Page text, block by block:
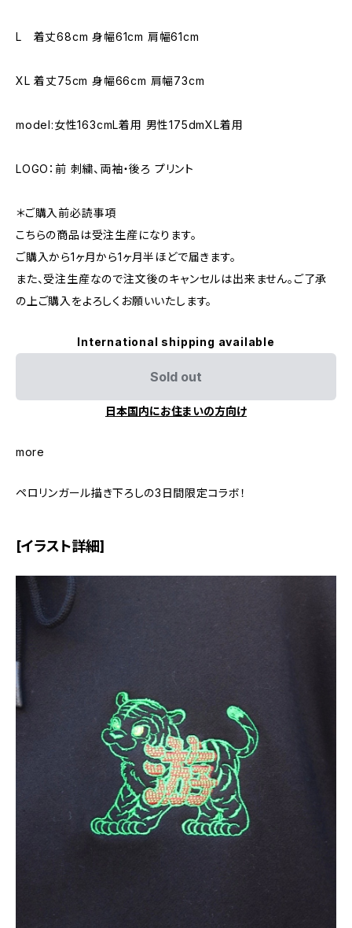
L 着丈68cm 身幅61cm 肩幅61cm
XL 着丈75cm 身幅66cm 肩幅73cm
model:女性163cmL着用 男性175dmXL着用
LOGO：前 刺繍、両袖・後ろ プリント
＊ご購入前必読事項
こちらの商品は受注生産になります。
ご購入から1ヶ月から1ヶ月半ほどで届きます。
また、受注生産なので注文後のキャンセルは出来ません。ご了承
の上ご購入をよろしくお願いいたします。
International shipping available
Sold out
日本国内にお住まいの方向け
more
ペロリンガール描き下ろしの3日間限定コラボ！
[イラスト詳細]